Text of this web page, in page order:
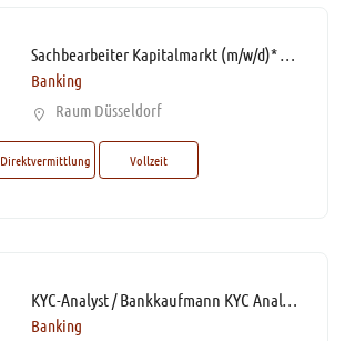
Sachbearbeiter Kapitalmarkt (m/w/d)* mit Homeoffice-Option
Banking
Raum Düsseldorf
Direktvermittlung Vollzeit
KYC-Analyst / Bankkaufmann KYC Analyse (m/w/d)* mit 50% Homeoffice
Banking